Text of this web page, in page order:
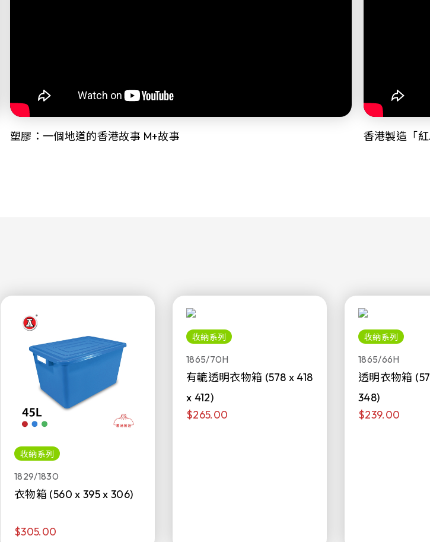
塑膠：一個地道的香港故事 M+故事 香港製造「
收納系列
1829/1830
衣物箱 (560 x 395 x 306)
$305.00
收納系列
1865/70H
有轆透明衣物箱 (578 x 418
x 412)
$265.00
收納系列
1865/66H
透明衣物箱
348)
$239.00